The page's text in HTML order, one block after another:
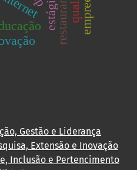
Gestão e Liderança
Extensão e Inovação
Inclusão e Pertencimento